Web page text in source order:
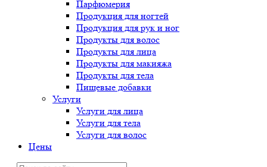
Парфюмерия
Продукция для ногтей
Продукция для рук и ног
Продукты для волос
Продукты для лица
Продукты для макияжа
Продукты для тела
Пищевые добавки
Услуги
Услуги для лица
Услуги для тела
Услуги для волос
Цены